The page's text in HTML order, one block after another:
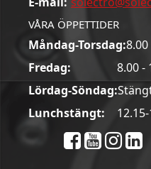
VÅRA ÖPPETTIDER
Måndag-Torsdag:8.00
Fredag:
8.00 -
Lördag-Söndag:
Lunchstängt: